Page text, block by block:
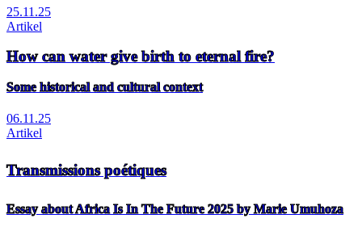
25.11.25
Artikel
How can water give birth to eternal fire?
Some historical and cultural context
06.11.25
Artikel
Transmissions poétiques
Essay about Africa Is In The Future 2025 by Marie Umuhoza